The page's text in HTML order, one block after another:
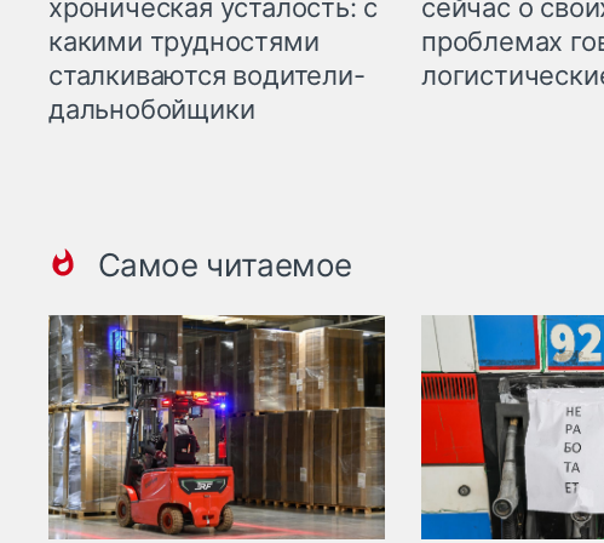
хроническая усталость: с
какими трудностями
сталкиваются водители-
дальнобойщики
сейчас о
проблемах
Самое читаемое